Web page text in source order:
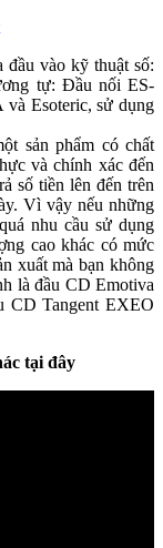
vào kỹ thuật số:
tự: Đầu nối ES-
Esoteric, sử dụng
sản phẩm có chất
và chính xác đến
số tiền lên đến trên
Vì vậy nếu những
nhu cầu sử dụng
cao khác có mức
xuất mà bạn không
là đầu CD Emotiva
CD Tangent EXEO
tại đây